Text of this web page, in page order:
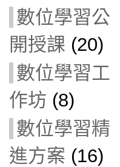
數位學習公
開授課 (20)
數位學習工
作坊 (8)
數位學習精
進方案 (16)